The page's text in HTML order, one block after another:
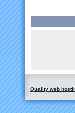
Quality web